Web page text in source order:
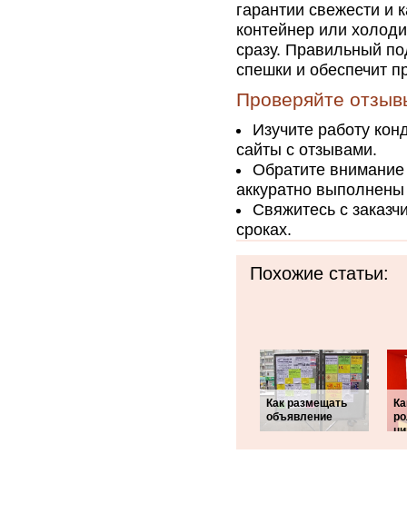
гарантии свежести и
контейнер или
сразу. Правильный
спешки и обеспечит
Проверяйте
Изучите работу
сайты с отзывами.
Обратите
аккуратно
Свяжитесь с
сроках.
Похожие статьи:
Как размещать
объявление